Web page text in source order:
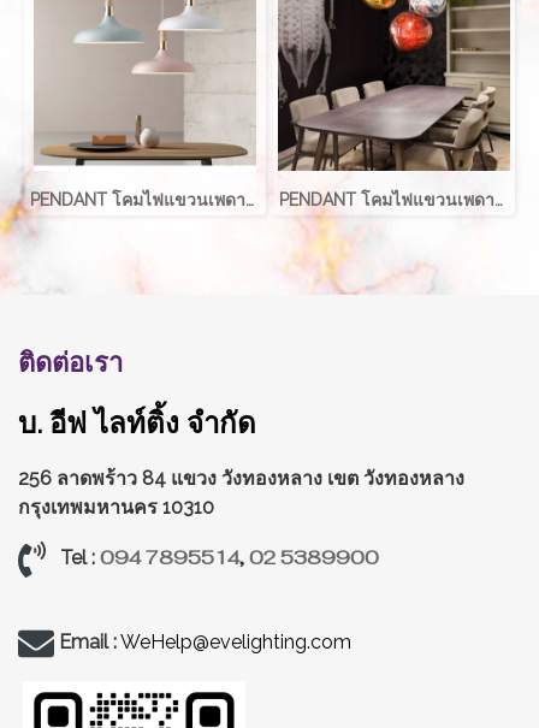
PENDANT โคมไฟแขวนเพดาน รุ่น FAIRY EVE-00345 PENDANT โคมไฟแขวนเพดาน รุ่น SHINE EVE-00382
ติดต่อเรา
บ. อีฟ ไลท์ติ้ง จำกัด
256 ลาดพร้าว 84 แขวง วังทองหลาง เขต วังทองหลาง
กรุงเทพมหานคร 10310
Tel : 094 7895514,02 5389900
Email :WeHelp@evelighting.com